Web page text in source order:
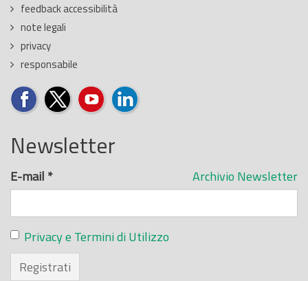
feedback accessibilità
note legali
privacy
responsabile
Newsletter
Archivio Newsletter
E-mail *
Privacy e Termini di Utilizzo
Registrati